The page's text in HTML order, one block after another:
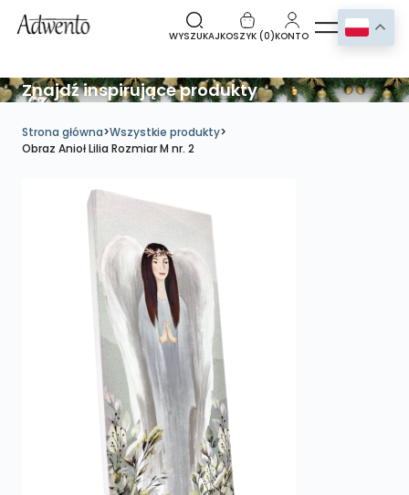
WYSZUKAJKOSZYK (0)KONTO
Znajdź inspirujące produkty
Strona główna>Wszystkie produkty>
Obraz Anioł Lilia Rozmiar M nr. 2